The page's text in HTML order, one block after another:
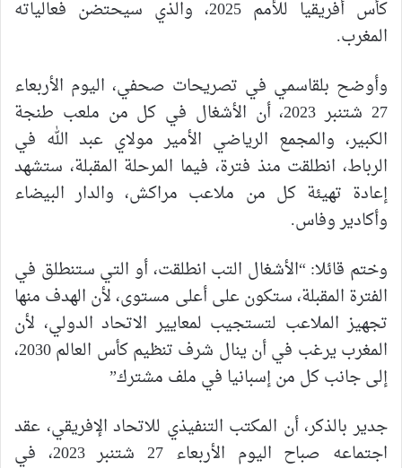
كأس أفريقيا للأمم 2025، والذي سيحتضن فعالياته
المغرب.
وأوضح بلقاسمي في تصريحات صحفي، اليوم الأربعاء
27 شتنبر 2023، أن الأشغال في كل من ملعب طنجة
الكبير، والمجمع الرياضي الأمير مولاي عبد الله في
الرباط، انطلقت منذ فترة، فيما المرحلة المقبلة، ستشهد
إعادة تهيئة كل من ملاعب مراكش، والدار البيضاء
وأكادير وفاس.
وختم قائلا: “الأشغال التب انطلقت، أو التي ستنطلق في
الفترة المقبلة، ستكون على أعلى مستوى، لأن الهدف منها
تجهيز الملاعب لتستجيب لمعايير الاتحاد الدولي، لأن
المغرب يرغب في أن ينال شرف تنظيم كأس العالم 2030،
إلى جانب كل من إسبانيا في ملف مشترك”
جدير بالذكر، أن المكتب التنفيذي للاتحاد الإفريقي، عقد
اجتماعه صباح اليوم الأربعاء 27 شتنبر 2023، في